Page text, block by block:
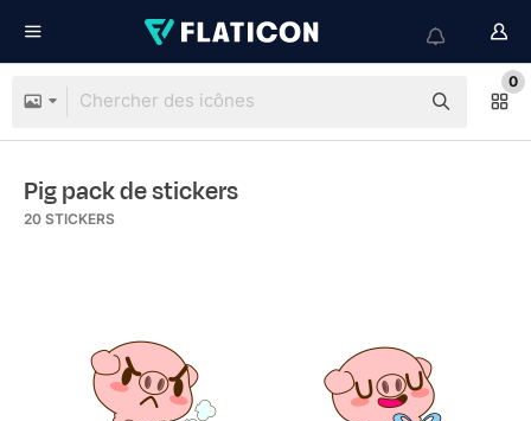
0
Pig pack de stickers
20 STICKERS